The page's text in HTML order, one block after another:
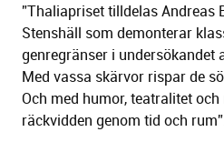
”Thaliapriset tilldelas Andreas
Stenshäll som demonterar
genregränser i undersökandet
Med vassa skärvor rispar de
Och med humor, teatralitet
räckvidden genom tid och